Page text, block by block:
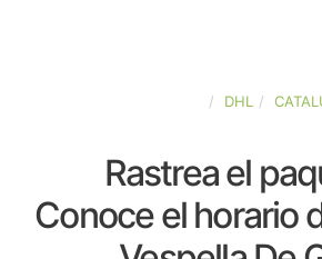
DHL
Rastrea el
Conoce el horario